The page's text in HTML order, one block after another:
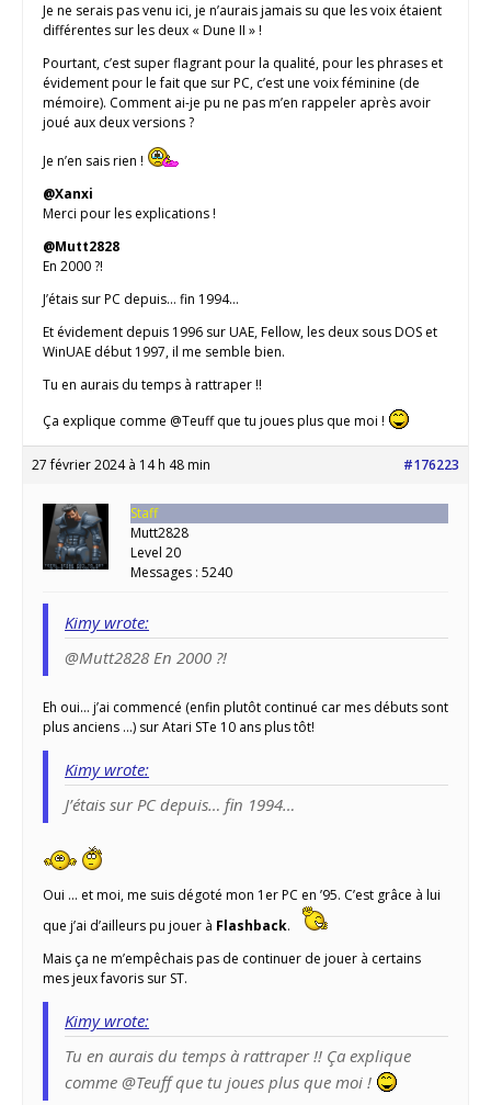
Je ne serais pas venu ici, je n’aurais jamais su que les voix étaient
différentes sur les deux « Dune II » !
Pourtant, c’est super flagrant pour la qualité, pour les phrases et
évidement pour le fait que sur PC, c’est une voix féminine (de
mémoire). Comment ai-je pu ne pas m’en rappeler après avoir
joué aux deux versions ?
Je n’en sais rien !
@Xanxi
Merci pour les explications !
@Mutt2828
En 2000 ?!
J’étais sur PC depuis… fin 1994…
Et évidement depuis 1996 sur UAE, Fellow, les deux sous DOS et
WinUAE début 1997, il me semble bien.
Tu en aurais du temps à rattraper !!
Ça explique comme @Teuff que tu joues plus que moi !
27 février 2024 à 14 h 48 min #176223
Staff
Mutt2828
Level 20
Messages : 5240
Kimy wrote:
@Mutt2828 En 2000 ?!
Eh oui… j’ai commencé (enfin plutôt continué car mes débuts sont
plus anciens …) sur Atari STe 10 ans plus tôt!
Kimy wrote:
J’étais sur PC depuis… fin 1994…
Oui … et moi, me suis dégoté mon 1er PC en ’95. C’est grâce à lui
que j’ai d’ailleurs pu jouer à Flashback.
Mais ça ne m’empêchais pas de continuer de jouer à certains
mes jeux favoris sur ST.
Kimy wrote:
Tu en aurais du temps à rattraper !! Ça explique
comme @Teuff que tu joues plus que moi !